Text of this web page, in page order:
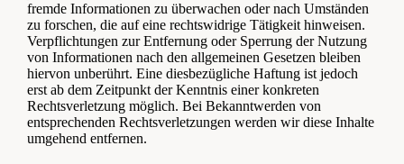
fremde Informationen zu überwachen oder nach Umständen
zu forschen, die auf eine rechtswidrige Tätigkeit hinweisen.
Verpflichtungen zur Entfernung oder Sperrung der Nutzung
von Informationen nach den allgemeinen Gesetzen bleiben
hiervon unberührt. Eine diesbezügliche Haftung ist jedoch
erst ab dem Zeitpunkt der Kenntnis einer konkreten
Rechtsverletzung möglich. Bei Bekanntwerden von
entsprechenden Rechtsverletzungen werden wir diese Inhalte
umgehend entfernen.